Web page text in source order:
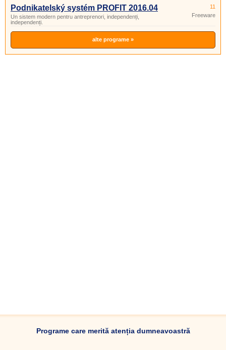
Podnikatelský systém PROFIT 2016.04
Un sistem modern pentru antreprenori, independenți,
independenți.
11
Freeware
alte programe »
Programe care merită atenția dumneavoastră